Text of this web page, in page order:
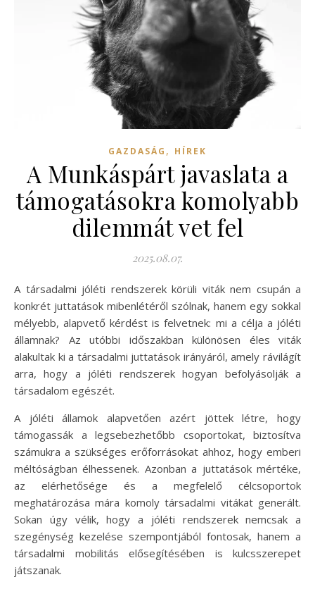
GAZDASÁG , HÍREK
A Munkáspárt javaslata a
támogatásokra komolyabb
dilemmát vet fel
2025.08.07.
A társadalmi jóléti rendszerek körüli viták nem csupán a
konkrét juttatások mibenlétéről szólnak, hanem egy sokkal
mélyebb, alapvető kérdést is felvetnek: mi a célja a jóléti
államnak? Az utóbbi időszakban különösen éles viták
alakultak ki a társadalmi juttatások irányáról, amely rávilágít
arra, hogy a jóléti rendszerek hogyan befolyásolják a
társadalom egészét.
A jóléti államok alapvetően azért jöttek létre, hogy
támogassák a legsebezhetőbb csoportokat, biztosítva
számukra a szükséges erőforrásokat ahhoz, hogy emberi
méltóságban élhessenek. Azonban a juttatások mértéke,
az elérhetősége és a megfelelő célcsoportok
meghatározása mára komoly társadalmi vitákat generált.
Sokan úgy vélik, hogy a jóléti rendszerek nemcsak a
szegénység kezelése szempontjából fontosak, hanem a
társadalmi mobilitás elősegítésében is kulcsszerepet
játszanak.